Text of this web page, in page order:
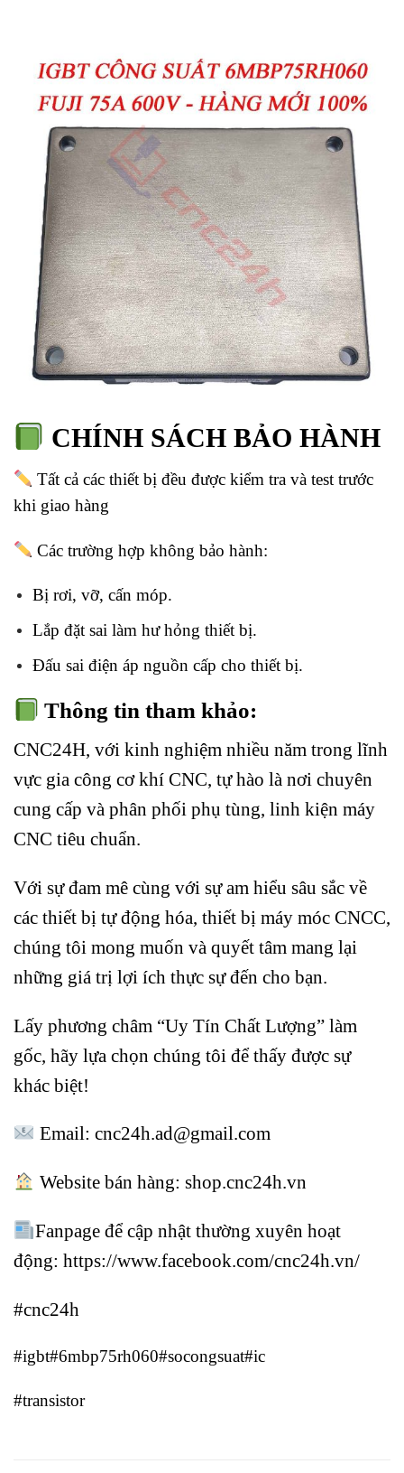
CHÍNH SÁCH BẢO HÀNH
Tất cả các thiết bị đều được kiểm tra và test trước
khi giao hàng
Các trường hợp không bảo hành:
Bị rơi, vỡ, cấn móp.
Lắp đặt sai làm hư hỏng thiết bị.
Đấu sai điện áp nguồn cấp cho thiết bị.
Thông tin tham khảo:
CNC24H, với kinh nghiệm nhiều năm trong lĩnh
vực gia công cơ khí CNC, tự hào là nơi chuyên
cung cấp và phân phối phụ tùng, linh kiện máy
CNC tiêu chuẩn.
Với sự đam mê cùng với sự am hiểu sâu sắc về
các thiết bị tự động hóa, thiết bị máy móc CNCC,
chúng tôi mong muốn và quyết tâm mang lại
những giá trị lợi ích thực sự đến cho bạn.
Lấy phương châm “Uy Tín Chất Lượng” làm
gốc, hãy lựa chọn chúng tôi để thấy được sự
khác biệt!
Email: cnc24h.ad@gmail.com
Website bán hàng: shop.cnc24h.vn
Fanpage để cập nhật thường xuyên hoạt
động: https://www.facebook.com/cnc24h.vn/
#cnc24h
#igbt#6mbp75rh060#socongsuat#ic
#transistor